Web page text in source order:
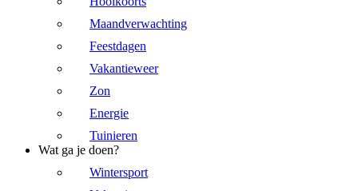
Maandverwachting
Feestdagen
Vakantieweer
Zon
Energie
Tuinieren
Wat ga je doen?
Wintersport